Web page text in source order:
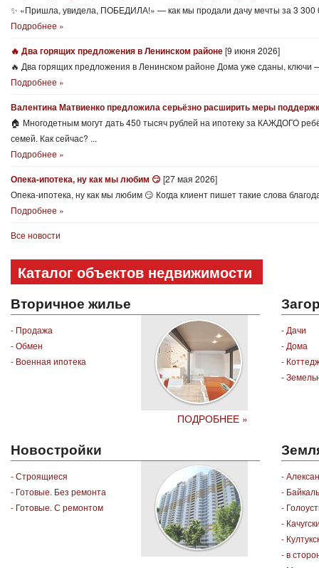
✨ «Пришла, увидела, ПОБЕДИЛА!» — как мы продали дачу мечты за 3 300
Подробнее »
🔥 Два горящих предложения в Ленинском районе[9 июня 2026]
🔥 Два горящих предложения в Ленинском районе Дома уже сданы, ключи
Подробнее »
Валентина Матвиенко предложила серьёзно расширить меры
🏠 Многодетным могут дать 450 тысяч рублей на ипотеку за КАЖДОГО
семей. Как сейчас? ...
Подробнее »
Опека-ипотека, ну как мы любим 😏 [27 мая 2026]
Опека-ипотека, ну как мы любим 😏 Когда клиент пишет такие слова
Подробнее »
Все новости
Каталог объектов недвижимости
Вторичное жилье
- Продажа
- Обмен
- Военная ипотека
ПОДРОБНЕЕ »
- Дачи
- Дома
-
-
Новостройки
- Строящиеся
- Готовые. Без ремонта
- Готовые. С ремонтом
-
-
-
-
-
- в